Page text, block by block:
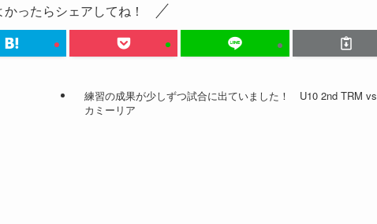
かったらシェアしてね！
練習の成果が少しずつ試合に出ていました！ U10 2nd TRM vs
カミーリア